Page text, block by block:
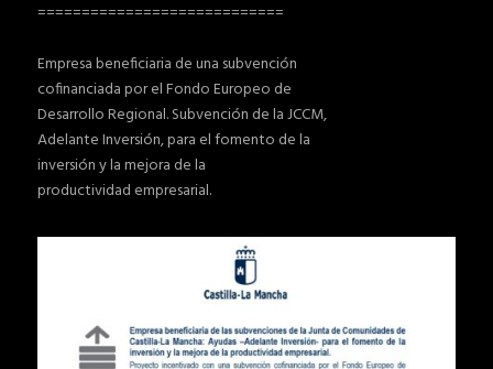
============================
Empresa beneficiaria de una subvención
cofinanciada por el Fondo Europeo de
Desarrollo Regional. Subvención de la JCCM,
Adelante Inversión, para el fomento de la
inversión y la mejora de la
productividad empresarial.